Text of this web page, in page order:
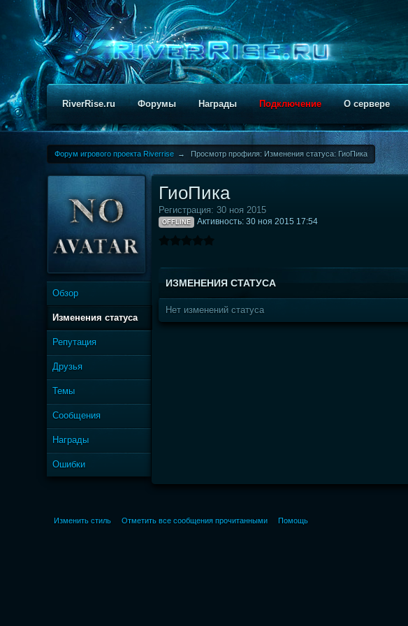
RiverRise.ru Форумы Награды Подключение О сервере
Форум игрового проекта Riverrise → Просмотр профиля: Изменения статуса: ГиоПика
Обзор
Изменения статуса
Репутация
Друзья
Темы
Сообщения
Награды
Ошибки
ГиоПика
Регистрация: 30 ноя 2015
OFFLINE Активность: 30 ноя 2015 17:54
ИЗМЕНЕНИЯ СТАТУСА
Нет изменений статуса
Изменить стиль Отметить все сообщения прочитанными Помощь